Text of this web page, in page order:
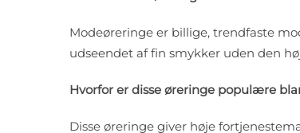
Modeøreringe er billige, trendfaste
udseendet af fin smykker uden den
Hvorfor er disse øreringe populære
Disse øreringe giver høje